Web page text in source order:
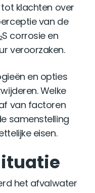
klachten over
van de
corrosie en
veroorzaken.
en opties
Welke
van factoren
samenstelling
eisen.
het afvalwater